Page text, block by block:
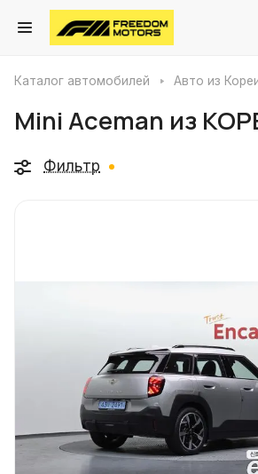
Каталог автомобилей Авто из
Mini Aceman из
Фильтр